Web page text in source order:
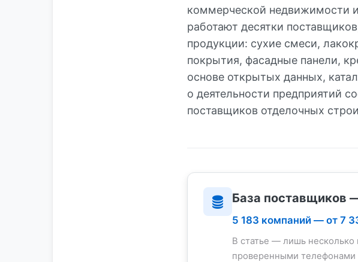
коммерческой недвижимости
работают десятки
продукции: сухие смеси,
покрытия, фасадные панели,
основе открытых данных,
о деятельности предприятий
поставщиков отделочных
База поставщиков
5 183 компаний — от 7
В статье — лишь несколько
проверенными телефонами